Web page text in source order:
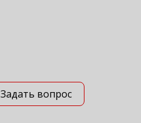
Задать вопрос